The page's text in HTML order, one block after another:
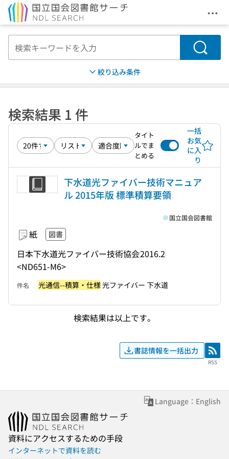
メ
検索
絞り込み条件
検索結果 1 件
タイト
ルでま
とめる
一括
お気
に入
り
下水道光ファイバー技術マニュア
ル 2015年版 標準積算要領
紙 図書
日本下水道光ファイバー技術協会2016.2
<ND651-M6>
国立国会図書館
件名 光通信--積算・仕様光ファイバー 下水道
検索結果は以上です。
書誌情報を一括出力 RSS
RSS
Language：English
資料にアクセスするための手段
インターネットで資料を読む